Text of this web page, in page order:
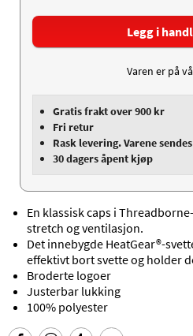
Legg i
Varen er på
Gratis frakt over 900 kr
Fri retur
Rask levering. Varene
30 dagers åpent kjøp
En klassisk caps i
stretch og ventilasjon.
Det innebygde HeatGear®-
effektivt bort svette og holder
Broderte logoer
Justerbar lukking
100% polyester